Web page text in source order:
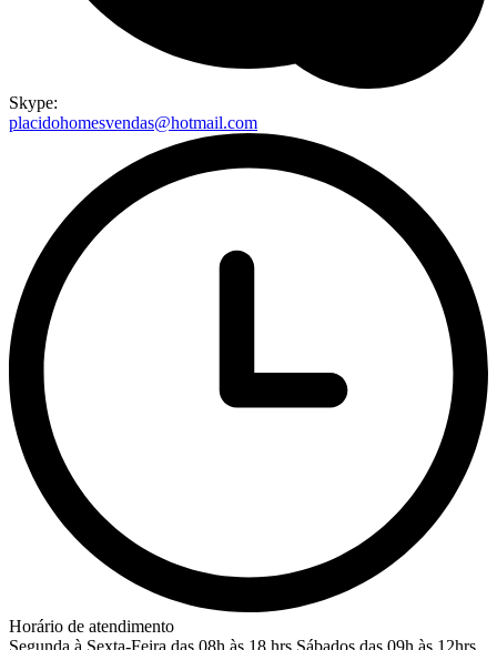
Skype:
placidohomesvendas@hotmail.com
Horário de atendimento